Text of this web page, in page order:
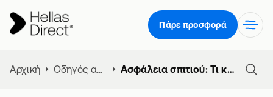
Πάρε προσφορά
Αρχική Οδηγός ασφάλειας σπιτιού Ασφάλεια σπιτιού: Τι καλύπτει και τι πρέπει να ξέρεις